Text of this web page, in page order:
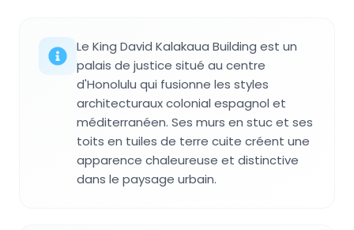
Le King David Kalakaua Building est un
palais de justice situé au centre
d'Honolulu qui fusionne les styles
architecturaux colonial espagnol et
méditerranéen. Ses murs en stuc et ses
toits en tuiles de terre cuite créent une
apparence chaleureuse et distinctive
dans le paysage urbain.